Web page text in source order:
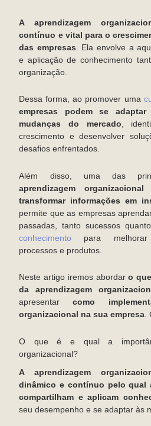
A aprendizagem
contínuo e vital para o
das empresas . Ela envolve a
e aplicação de conhecimento
organização.
Dessa forma, ao promover uma
empresas podem se
mudanças do mercado,
crescimento e desenvolver
desafios enfrentados.
Além disso, uma das
aprendizagem
transformar informações em
permite que as empresas
passadas, tanto sucessos
conhecimento para melhorar
processos e produtos.
Neste artigo iremos abordaro
da aprendizagem
apresentarcomo
organizacional na sua empresa.
O que é e qual a
organizacional?
A aprendizagem
dinâmico e contínuo pelo qual
compartilham e aplicam
seu desempenho e se adaptar às